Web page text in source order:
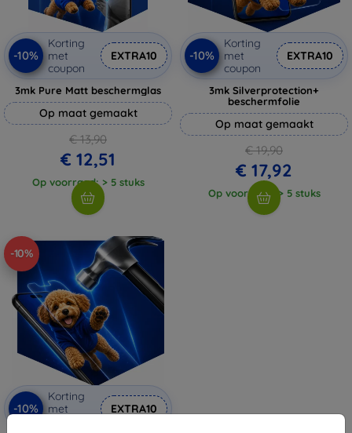
-10%
Korting
met
coupon
EXTRA10
3mk Pure Matt beschermglas
Op maat gemaakt
€ 13,90
€ 12,51
Op voorraad: > 5 stuks
-10%
Korting
met
coupon
EXTRA10
3mk Silverprotection+
beschermfolie
Op maat gemaakt
€ 19,90
€ 17,92
Op voorraad: > 5 stuks
-10%
-10%
Korting
met
EXTRA10